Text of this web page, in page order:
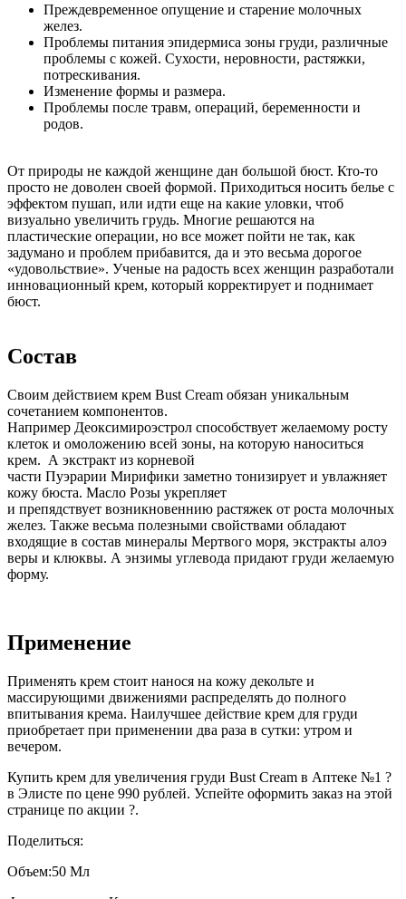
Преждевременное опущение и старение молочных
желез.
Проблемы питания эпидермиса зоны груди, различные
проблемы с кожей. Сухости, неровности, растяжки,
потрескивания.
Изменение формы и размера.
Проблемы после травм, операций, беременности и
родов.
От природы не каждой женщине дан большой бюст. Кто-то
просто не доволен своей формой. Приходиться носить белье с
эффектом пушап, или идти еще на какие уловки, чтоб
визуально увеличить грудь. Многие решаются на
пластические операции, но все может пойти не так, как
задумано и проблем прибавится, да и это весьма дорогое
«удовольствие». Ученые на радость всех женщин разработали
инновационный крем, который корректирует и поднимает
бюст.
Состав
Своим действием крем Bust Cream обязан уникальным
сочетанием компонентов.
Например Деоксимироэстрол способствует желаемому росту
клеток и омоложению всей зоны, на которую наноситься
крем. А экстракт из корневой
части Пуэрарии Мирифики заметно тонизирует и увлажняет
кожу бюста. Масло Розы укрепляет
и препядствует возникновеннию растяжек от роста молочных
желез. Также весьма полезными свойствами обладают
входящие в состав минералы Мертвого моря, экстракты алоэ
веры и клюквы. А энзимы углевода придают груди желаемую
форму.
Применение
Применять крем стоит нанося на кожу декольте и
массирующими движениями распределять до полного
впитывания крема. Наилучшее действие крем для груди
приобретает при применении два раза в сутки: утром и
вечером.
Купить крем для увеличения груди Bust Cream в Аптеке №1 ?
в Элисте по цене 990 рублей. Успейте оформить заказ на этой
странице по акции ?.
Поделиться:
Объем:50 Мл